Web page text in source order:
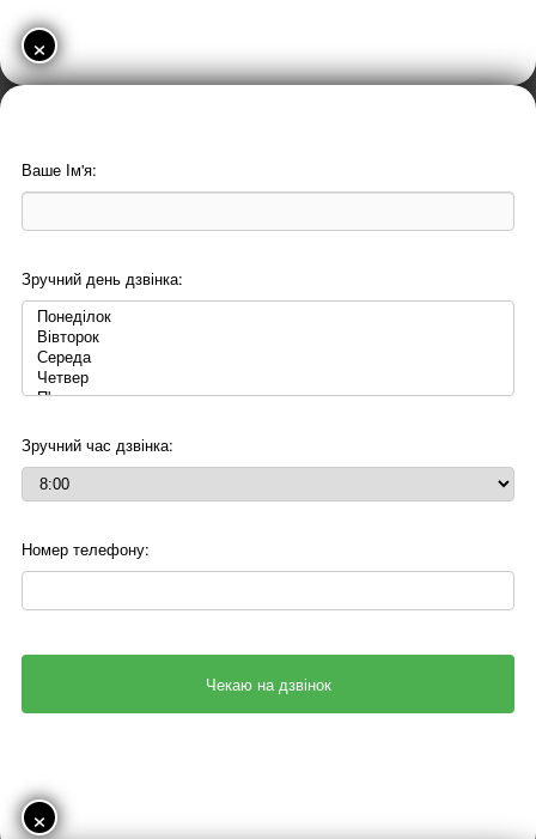
×
Ваше Ім'я:
Зручний день дзвінка:
Зручний час дзвінка:
Номер телефону:
×